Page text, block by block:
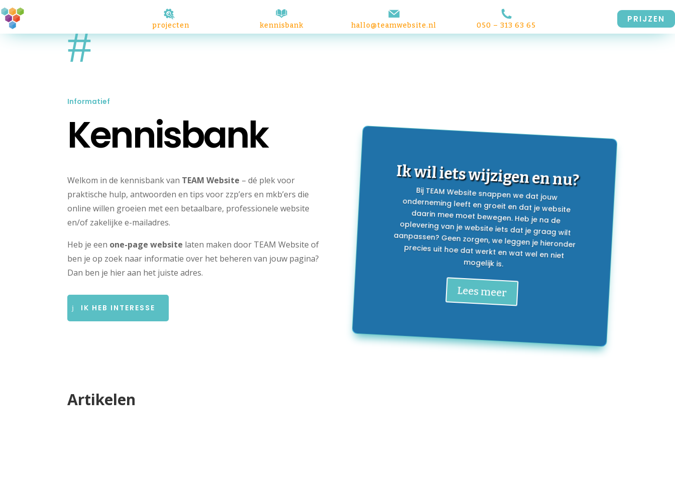
projecten kennisbank hallo@teamwebsite.nl 050 – 313 63 65
PRIJZEN
#
Informatief
Kennisbank
Welkom in de kennisbank van TEAM Website – dé plek voor
praktische hulp, antwoorden en tips voor zzp’ers en mkb’ers die
online willen groeien met een betaalbare, professionele website
en/of zakelijke e-mailadres.
Heb je een one-page website laten maken door TEAM Website of
ben je op zoek naar informatie over het beheren van jouw pagina?
Dan ben je hier aan het juiste adres.
IK HEB INTERESSE
Ik wil iets wijzigen en nu?
Bij TEAM Website snappen we dat jouw
onderneming leeft en groeit en dat je website
daarin mee moet bewegen. Heb je na de
oplevering van je website iets dat je graag wilt
aanpassen? Geen zorgen, we leggen je hieronder
precies uit hoe dat werkt en wat wel en niet
mogelijk is.
Lees meer
Artikelen